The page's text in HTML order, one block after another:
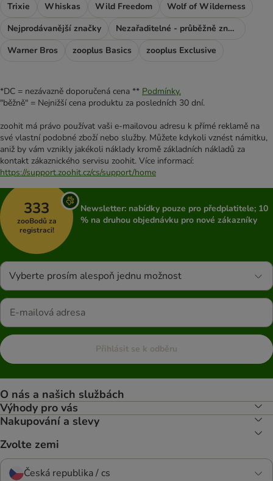
Trixie
Whiskas Wild Freedom
Wolf of Wilderness
Nejprodávanější značky
Nezařaditelné - průběžně značky
Warner Bros
zooplus Basics zooplus Exclusive
*DC = nezávazně doporučená cena ** Podmínky.
"běžně" = Nejnižší cena produktu za posledních 30 dní.
zoohit má právo používat vaši e-mailovou adresu k přímé reklamě na
své vlastní podobné zboží nebo služby. Můžete kdykoli vznést námitku,
aniž by vám vznikly jakékoli náklady kromě základních nákladů za
kontakt zákaznického servisu zoohit. Více informací:
https://support.zoohit.cz/cs/support/home
333
zooBodů za
registraci!
Newsletter: nabídky pouze pro předplatitele; 10
% na druhou objednávku pro nové zákazníky
Vyberte prosím alespoň jednu možnost
Přihlásit se k odběru
O nás a našich službách
Výhody pro vás
Nakupování a slevy
Zvolte zemi
Česká republika / cs